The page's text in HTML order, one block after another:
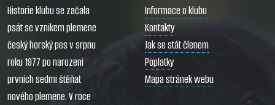
Historie klubu se začala
psát se vznikem plemene
český horský pes v srpnu
roku 1977 po narození
prvních sedmi štěňat
nového plemene. V roce
Informace o klubu
Kontakty
Jak se stát členem
Poplatky
Mapa stránek webu